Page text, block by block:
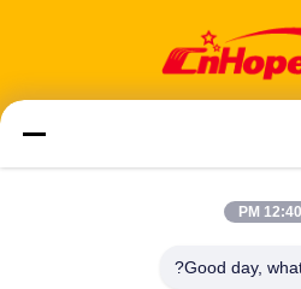
عنوان: 601-606، الطابق 6، المبنى E، حديقة يوانفين الصناعية، منطقة
86-
12:40 PM
Good day,